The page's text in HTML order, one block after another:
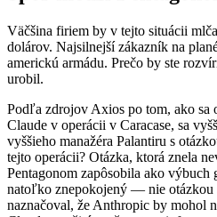
Väčšina firiem by v tejto situácii
dolárov. Najsilnejší zákazník na
americkú armádu. Prečo by ste
urobil.
Podľa zdrojov Axios po tom, ako sa
Claude v operácii v Caracase, sa
vyššieho manažéra Palantiru s
tejto operácii? Otázka, ktorá znela
Pentagonom zapôsobila ako výbuch
natoľko znepokojený — nie otázkou
naznačoval, že Anthropic by mohol